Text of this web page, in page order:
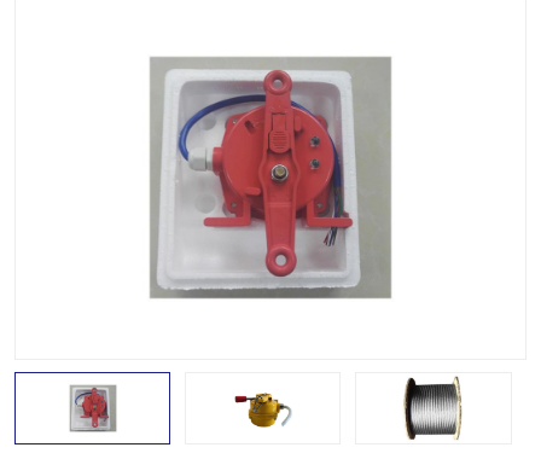
声光报警器
滑线指示灯
光电开关
拉绳开关
撕裂开关